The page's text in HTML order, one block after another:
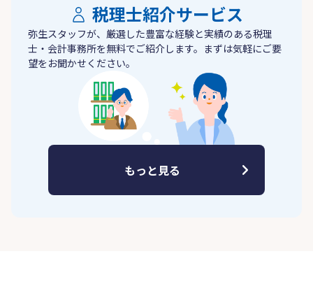
税理士紹介サービス
弥生スタッフが、厳選した豊富な経験と実績のある税理
士・会計事務所を無料でご紹介します。まずは気軽にご要
望をお聞かせください。
もっと見る